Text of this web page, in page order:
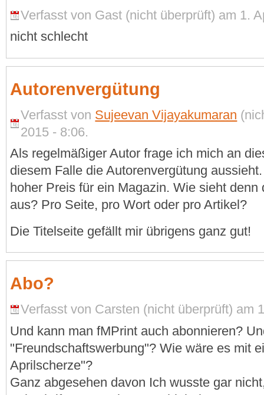
Verfasst von Gast (nicht überprüft) am 1.
nicht schlecht
Autorenvergütung
Verfasst von Sujeevan Vijayakumaran
2015 - 8:06.
Als regelmäßiger Autor frage ich mich an
diesem Falle die Autorenvergütung
hoher Preis für ein Magazin. Wie sieht denn
aus? Pro Seite, pro Wort oder pro Artikel?
Die Titelseite gefällt mir übrigens ganz gut!
Abo?
Verfasst von Carsten (nicht überprüft) am
Und kann man fMPrint auch abonnieren?
"Freundschaftswerbung"? Wie wäre es mit
Aprilscherze"?
Ganz abgesehen davon Ich wusste gar